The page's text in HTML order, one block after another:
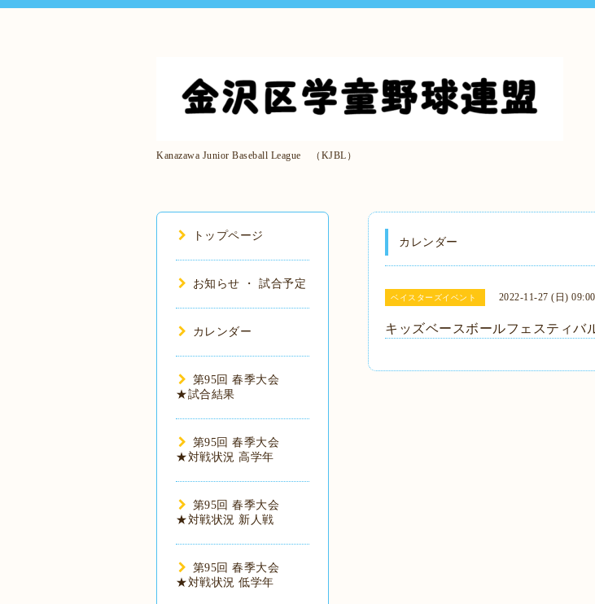
Kanazawa Junior Baseball League （KJBL）
カレンダー
ベイスターズイベント 2022-11-27 (日)
キッズベースボールフェスティバ
トップページ
お知らせ ・ 試合予定
カレンダー
第95回 春季大会
★試合結果
第95回 春季大会
★対戦状況 高学年
第95回 春季大会
★対戦状況 新人戦
第95回 春季大会
★対戦状況 低学年